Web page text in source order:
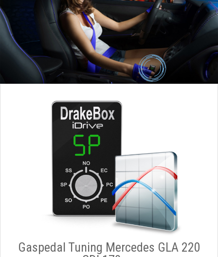
Gaspedal Tuning Mercedes GLA 220